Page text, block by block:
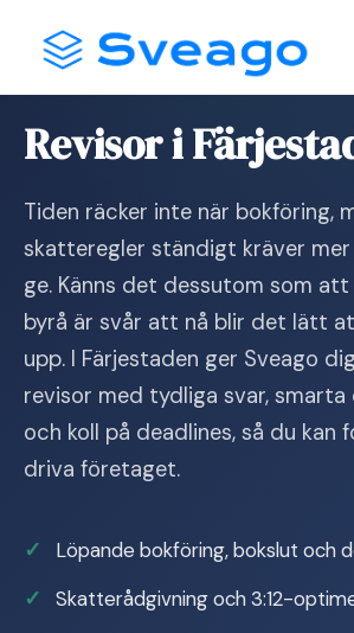
content
Revisor i
Tiden räcker inte när bokföring,
skatteregler ständigt kräver mer
ge. Känns det dessutom som
byrå är svår att nå blir det lätt
upp. I Färjestaden ger Sveago
revisor med tydliga svar,
och koll på deadlines, så du kan
driva företaget.
Löpande bokföring, bokslut och
Skatterådgivning och 3:12-